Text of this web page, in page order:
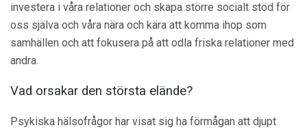
investera i våra relationer och skapa större socialt stöd för
oss själva och våra nära och kära att komma ihop som
samhällen och att fokusera på att odla friska relationer med
andra.
Vad orsakar den största elände?
Psykiska hälsofrågor har visat sig ha förmågan att djupt